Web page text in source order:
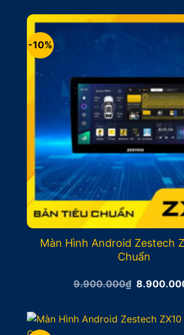
-10%
Màn Hình Android Zestech
Chuẩn
9.900.000₫ Giá